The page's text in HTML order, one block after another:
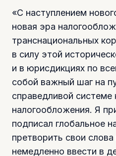
«С наступлением
новая эра
транснациональных
в силу этой
и в юрисдикциях по
собой важный шаг на
справедливой системе
налогообложения. Я
подписал глобальное
претворить свои
немедленно ввести в